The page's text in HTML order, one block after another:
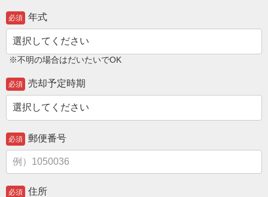
必須 年式
※不明の場合はだいたいでOK
必須 売却予定時期
必須 郵便番号
必須 住所